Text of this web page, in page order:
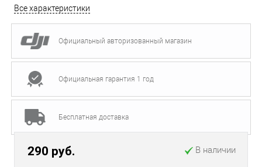
Все характеристики
Официальный авторизованный магазин
Официальная гарантия 1 год
Бесплатная доставка
290 руб. В наличии